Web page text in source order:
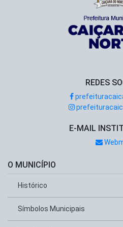
REDES
E-MAIL
O MUNICÍPIO
Histórico
Símbolos Municipais